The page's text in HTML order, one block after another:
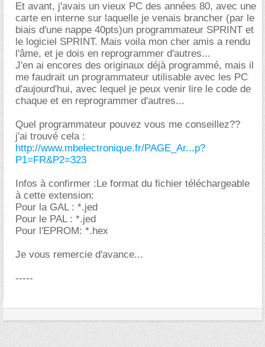
Et avant, j'avais un vieux PC des années 80, avec une
carte en interne sur laquelle je venais brancher (par le
biais d'une nappe 40pts)un programmateur SPRINT et
le logiciel SPRINT. Mais voila mon cher amis a rendu
l'âme, et je dois en reprogrammer d'autres...
J'en ai encores des originaux déjà programmé, mais il
me faudrait un programmateur utilisable avec les PC
d'aujourd'hui, avec lequel je peux venir lire le code de
chaque et en reprogrammer d'autres...
Quel programmateur pouvez vous me conseillez??
j'ai trouvé cela :
http://www.mbelectronique.fr/PAGE_Ar...p?
P1=FR&P2=323
Infos à confirmer :Le format du fichier téléchargeable
à cette extension:
Pour la GAL : *.jed
Pour le PAL : *.jed
Pour l'EPROM: *.hex
Je vous remercie d'avance...
-----